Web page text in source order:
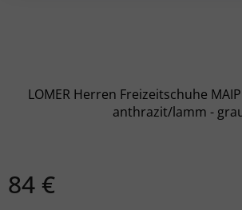
LOMER Herren Freizeitschuhe
anthrazit/lamm -
84 €